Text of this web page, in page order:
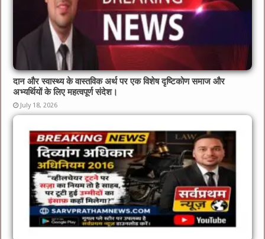
दान और स्वास्थ्य के वास्तविक अर्थ पर एक विशेष दृष्टिकोण समाज और
अभ्यर्थियों के लिए महत्वपूर्ण संदेश।
July 18, 2026